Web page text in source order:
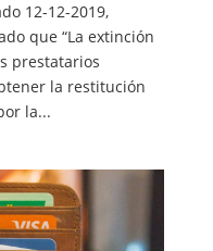
12-12-2019,
que “La extinción
prestatarios
la restitución
la...